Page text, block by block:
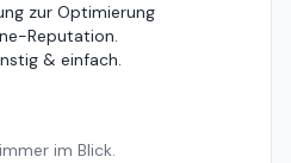
zur Optimierung
Reputation.
& einfach.
im Blick.